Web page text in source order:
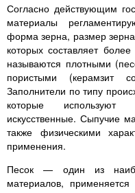
Согласно действующим
материалы
форма зерна, размер
которых составляет
называются плотными
пористыми (керамзит
Заполнители по типу
которые используют
искусственные. Сыпучие
также физическими
применения.
Песок — один из
материалов,